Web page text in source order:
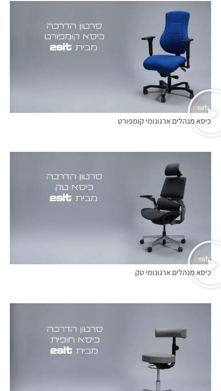
כיסא מנהלים ארגונומי קומפורט
כיסא מנהלים ארגונומי טק